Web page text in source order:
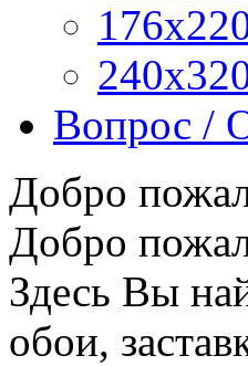
Вопрос /
Добро
Добро
Здесь Вы
обои,